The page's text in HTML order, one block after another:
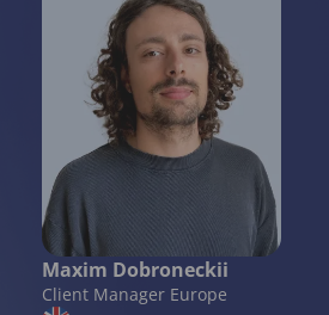
Maxim Dobroneckii
Client Manager Europe